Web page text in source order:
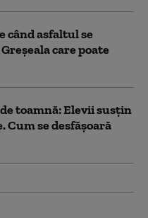
când asfaltul se
care poate
toamnă: Elevii susțin
Cum se desfășoară